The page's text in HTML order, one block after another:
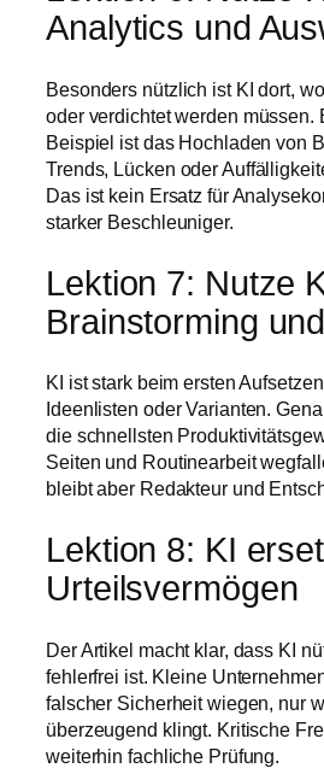
Analytics und
Besonders nützlich ist KI dort,
oder verdichtet werden müssen.
Beispiel ist das Hochladen von
Trends, Lücken oder
Das ist kein Ersatz für
starker Beschleuniger.
Lektion 7: Nutze
Brainstorming
KI ist stark beim ersten
Ideenlisten oder Varianten.
die schnellsten
Seiten und Routinearbeit
bleibt aber Redakteur und
Lektion 8: KI
Urteilsvermögen
Der Artikel macht klar, dass KI
fehlerfrei ist. Kleine
falscher Sicherheit wiegen, nur
überzeugend klingt. Kritische
weiterhin fachliche Prüfung.